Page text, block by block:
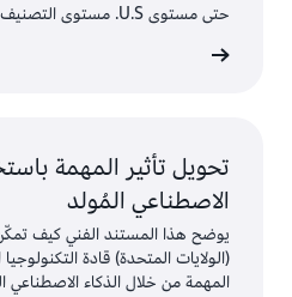
حتى مستوى U.S. مستوى التصنيف السري.
تحويل تأثير المهمة
الاصطناعي المُولد
(الولايات المتحدة) قادة
المهمة من خلال الذكاء الاصطناعي